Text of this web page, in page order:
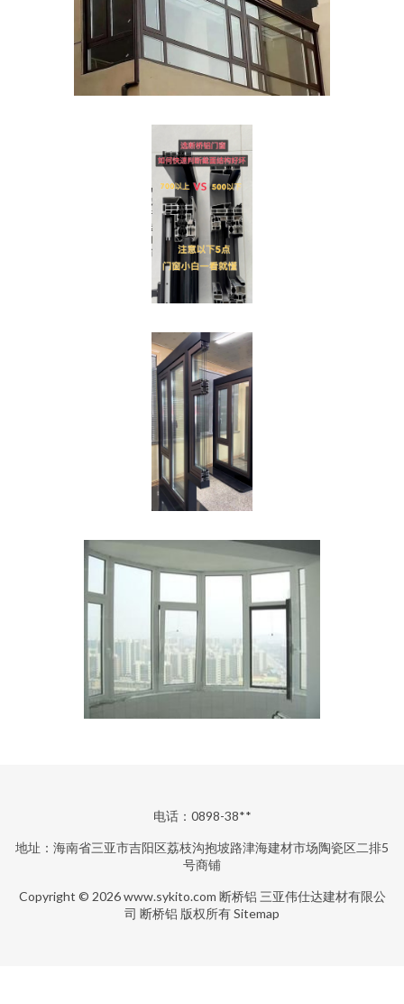
电话：0898-38**
地址：海南省三亚市吉阳区荔枝沟抱坡路津海建材市场陶瓷区二排5
号商铺
Copyright © 2026www.sykito.com 断桥铝 三亚伟仕达建材有限公
司 断桥铝 版权所有Sitemap